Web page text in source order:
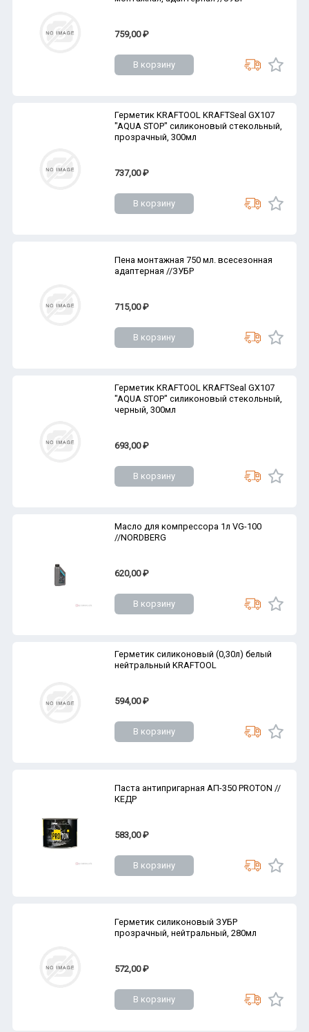
759,00 ₽
В корзину
Герметик KRAFTOOL KRAFTSeal GX107
"AQUA STOP" силиконовый стекольный,
прозрачный, 300мл
737,00 ₽
В корзину
Пена монтажная 750 мл. всесезонная
адаптерная //ЗУБР
715,00 ₽
В корзину
Герметик KRAFTOOL KRAFTSeal GX107
"AQUA STOP" силиконовый стекольный,
черный, 300мл
693,00 ₽
В корзину
Масло для компрессора 1л VG-100
//NORDBERG
620,00 ₽
В корзину
Герметик силиконовый (0,30л) белый
нейтральный KRAFTOOL
594,00 ₽
В корзину
Паста антипригарная АП-350 PROTON //
КЕДР
583,00 ₽
В корзину
Герметик силиконовый ЗУБР
прозрачный, нейтральный, 280мл
572,00 ₽
В корзину